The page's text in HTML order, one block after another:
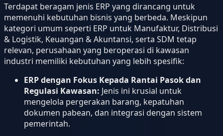
Terdapat beragam jenis ERP yang dirancang untuk
memenuhi kebutuhan bisnis yang berbeda. Meskipun
kategori umum seperti ERP untuk Manufaktur, Distribusi
& Logistik, Keuangan & Akuntansi, serta SDM tetap
relevan, perusahaan yang beroperasi di kawasan
industri memiliki kebutuhan yang lebih spesifik:
ERP dengan Fokus Kepada Rantai Pasok dan
Regulasi Kawasan: Jenis ini krusial untuk
mengelola pergerakan barang, kepatuhan
dokumen pabean, dan integrasi dengan sistem
pemerintah.